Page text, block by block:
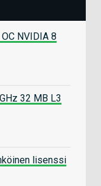
NVIDIA 8
32 MB L3
lisenssi